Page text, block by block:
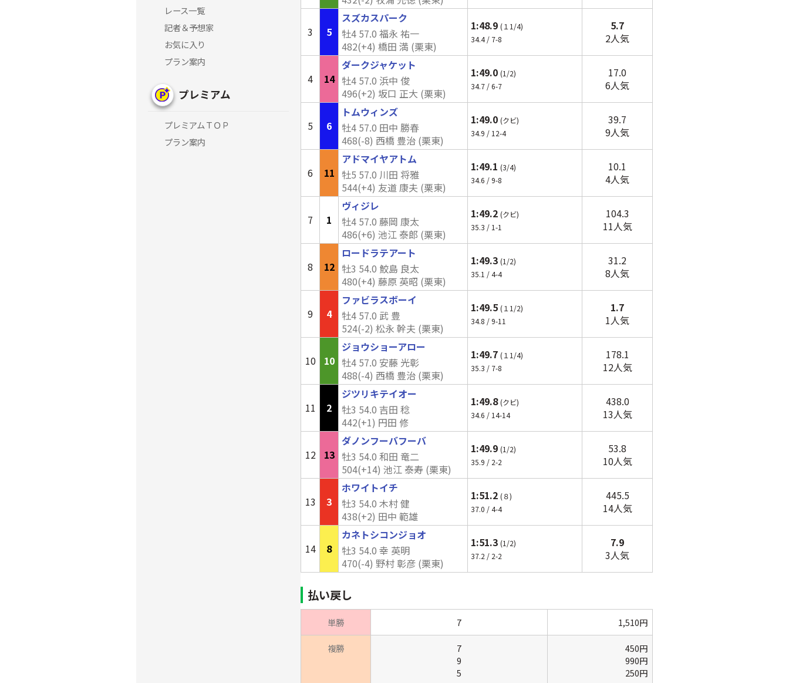
レース一覧
記者＆予想家
お気に入り
プラン案内
プレミアム
プレミアムＴＯＰ
プラン案内
3 5
スズカスパーク
牡4 57.0 福永 祐一
482(+4) 橋田 満 (栗東)
1:48.9 (１1/4)
34.4 / 7-8
5.7
2人気
4 14
ダークジャケット
牡4 57.0 浜中 俊
496(+2) 坂口 正大 (栗東)
1:49.0 (1/2)
34.7 / 6-7
17.0
6人気
5 6
トムウィンズ
牡4 57.0 田中 勝春
468(-8) 西橋 豊治 (栗東)
1:49.0 (クビ)
34.9 / 12-4
39.7
9人気
6 11
アドマイヤアトム
牡5 57.0 川田 将雅
544(+4) 友道 康夫 (栗東)
1:49.1 (3/4)
34.6 / 9-8
10.1
4人気
7 1
ヴィジレ
牡4 57.0 藤岡 康太
486(+6) 池江 泰郎 (栗東)
1:49.2 (クビ)
35.3 / 1-1
104.3
11人気
8 12
ロードラテアート
牡3 54.0 鮫島 良太
480(+4) 藤原 英昭 (栗東)
1:49.3 (1/2)
35.1 / 4-4
31.2
8人気
9 4
ファビラスボーイ
牡4 57.0 武 豊
524(-2) 松永 幹夫 (栗東)
1:49.5 (１1/2)
34.8 / 9-11
1.7
1人気
10 10
ジョウショーアロー
牡4 57.0 安藤 光彰
488(-4) 西橋 豊治 (栗東)
1:49.7 (１1/4)
35.3 / 7-8
178.1
12人気
11 2
ジツリキテイオー
牡3 54.0 吉田 稔
442(+1) 円田 修
1:49.8 (クビ)
34.6 / 14-14
438.0
13人気
12 13
ダノンフーバフーバ
牡3 54.0 和田 竜二
504(+14) 池江 泰寿 (栗東)
1:49.9 (1/2)
35.9 / 2-2
53.8
10人気
13 3
ホワイトイチ
牡3 54.0 木村 健
438(+2) 田中 範雄
1:51.2 (８)
37.0 / 4-4
445.5
14人気
14 8
カネトシコンジョオ
牡3 54.0 幸 英明
470(-4) 野村 彰彦 (栗東)
1:51.3 (1/2)
37.2 / 2-2
7.9
3人気
払い戻し
単勝 7 1,510円
複勝
7
9
5
450円
990円
250円